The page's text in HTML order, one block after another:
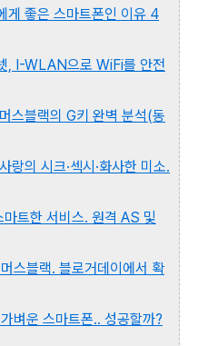
게 좋은 스마트폰인 이유 4
, I-WLAN으로 WiFi를 안전
스블랙의 G키 완벽 분석(동
랑의 시크·섹시·화사한 미소.
트한 서비스. 원격 AS 및
스블랙. 블로거데이에서 확
벼운 스마트폰.. 성공할까?